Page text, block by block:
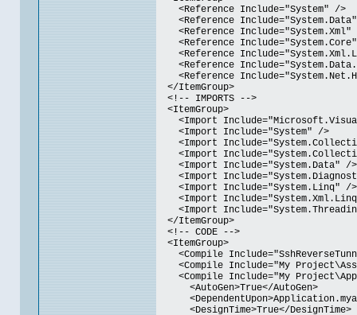
<Reference Include="System" />
<Reference
<Reference Include="System.Xml"
<Reference
<Reference
<Reference
<Reference
</ItemGroup>
<!-- IMPORTS -->
<ItemGroup>
<Import
<Import Include="System" />
<Import
<Import
<Import Include="System.Data" />
<Import
<Import Include="System.Linq" />
<Import
<Import
</ItemGroup>
<!-- CODE -->
<ItemGroup>
<Compile
<Compile Include="My
<Compile Include="My
<AutoGen>True</AutoGen>
<DesignTime>True</DesignTime>